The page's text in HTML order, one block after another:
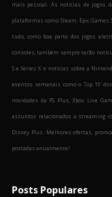
mais pessoal. As notícias de jogos
plataformas como Steam, Epic
tudo, como boa parte dos jogos
consoles, também sempre terão
S e Series X e notícias sobre a
eventos semanais como o Top 10
novidades da PS Plus, Xbox Live
assuntos relacionados a streaming
Disney Plus. Melhores ofertas,
postadas anualmente!
Posts Populares